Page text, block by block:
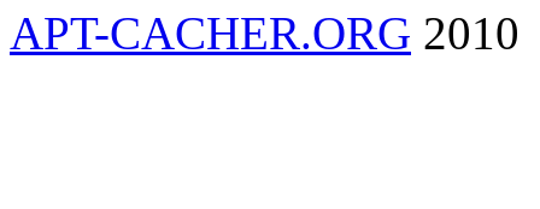
APT-CACHER.ORG 2010